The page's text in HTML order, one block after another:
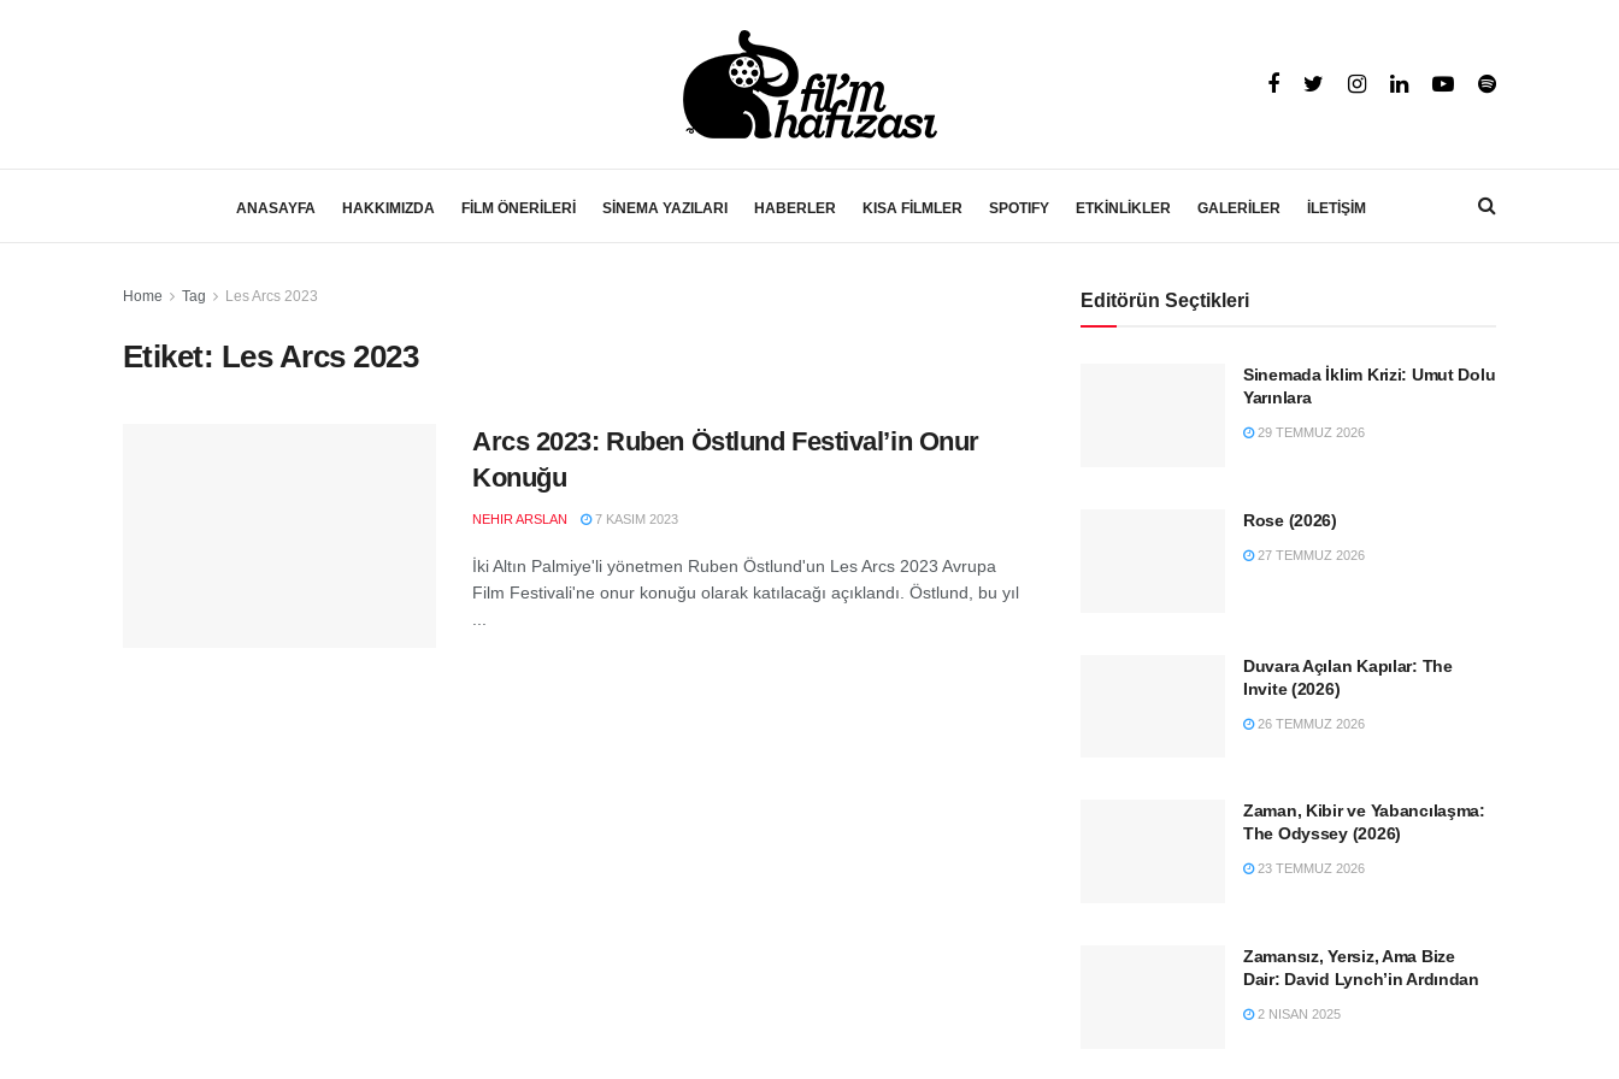
ANASAYFA HAKKIMIZDA FİLM ÖNERİLERİ SİNEMA YAZILARI HABERLER KISA FİLMLER SPOTIFY ETKİNLİKLER GALERİLER İLETİŞİM
Home Tag Les Arcs 2023
Etiket: Les Arcs 2023
Arcs 2023: Ruben Östlund Festival’in Onur
Konuğu
NEHIR ARSLAN 7 KASIM 2023
İki Altın Palmiye'li yönetmen Ruben Östlund'un Les Arcs 2023 Avrupa
Film Festivali'ne onur konuğu olarak katılacağı açıklandı. Östlund, bu yıl
Editörün Seçtikleri
Sinemada İklim Krizi: Umut Dolu
Yarınlara
29 TEMMUZ 2026
Rose (2026)
27 TEMMUZ 2026
Duvara Açılan Kapılar: The
Invite (2026)
26 TEMMUZ 2026
Zaman, Kibir ve Yabancılaşma:
The Odyssey (2026)
23 TEMMUZ 2026
Zamansız, Yersiz, Ama Bize
Dair: David Lynch’in Ardından
2 NISAN 2025